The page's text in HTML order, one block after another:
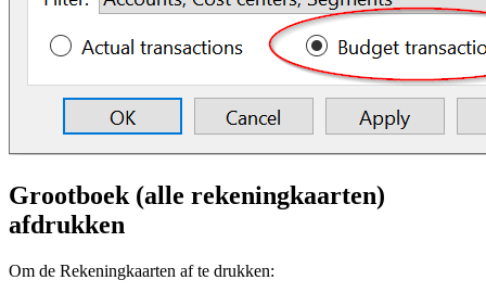
Grootboek (alle rekeningkaarten)
afdrukken
Om de Rekeningkaarten af te drukken: